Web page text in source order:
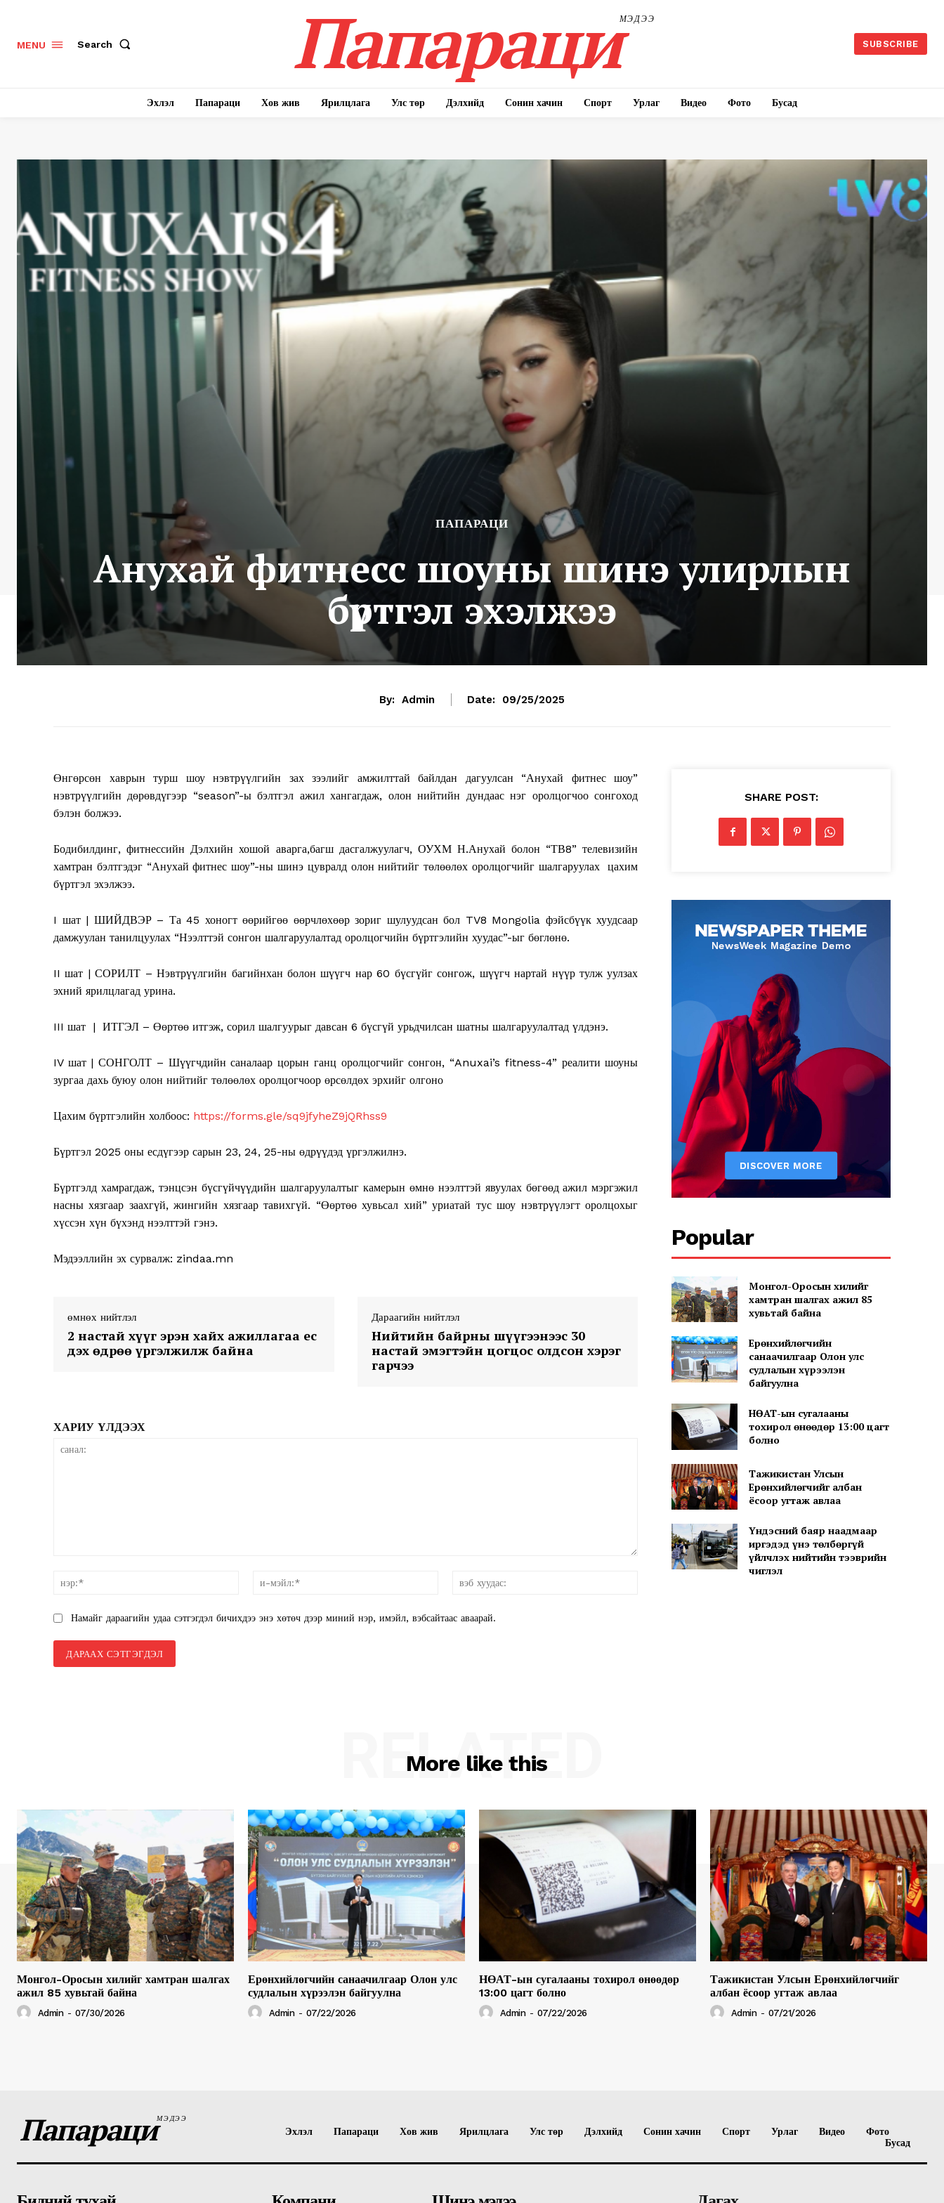
News Week
About
MENU Search ПапарациМЭДЭЭ
SUBSCRIBE
Эхлэл Папараци Хов жив Ярилцлага Улс төр Дэлхийд Сонин хачин Спорт Урлаг Видео Фото Бусад
ПАПАРАЦИ
Анухай фитнесс шоуны шинэ улирлын
бүртгэл эхэлжээ
By: Admin Date: 09/25/2025
Өнгөрсөн хаврын турш шоу нэвтрүүлгийн зах зээлийг амжилттай байлдан дагуулсан “Анухай фитнес шоу”
нэвтрүүлгийн дөрөвдүгээр “season”-ы бэлтгэл ажил хангагдаж, олон нийтийн дундаас нэг оролцогчоо сонгоход
бэлэн болжээ.
Бодибилдинг, фитнессийн Дэлхийн хошой аварга,багш дасгалжуулагч, ОУХМ Н.Анухай болон “ТВ8” телевизийн
хамтран бэлтгэдэг “Анухай фитнес шоу”-ны шинэ цувралд олон нийтийг төлөөлөх оролцогчийг шалгаруулах цахим
бүртгэл эхэлжээ.
I шат | ШИЙДВЭР – Та 45 хоногт өөрийгөө өөрчлөхөөр зориг шулуудсан бол TV8 Mongolia фэйсбүүк хуудсаар
дамжуулан танилцуулах “Нээлттэй сонгон шалгаруулалтад оролцогчийн бүртгэлийн хуудас”-ыг бөглөнө.
II шат | СОРИЛТ – Нэвтрүүлгийн багийнхан болон шүүгч нар 60 бүсгүйг сонгож, шүүгч нартай нүүр тулж уулзах
эхний ярилцлагад урина.
III шат | ИТГЭЛ – Өөртөө итгэж, сорил шалгуурыг давсан 6 бүсгүй урьдчилсан шатны шалгаруулалтад үлдэнэ.
IV шат | СОНГОЛТ – Шүүгчдийн саналаар цорын ганц оролцогчийг сонгон, “Anuxai’s fitness-4” реалити шоуны
зургаа дахь буюу олон нийтийг төлөөлөх оролцогчоор өрсөлдөх эрхийг олгоно
Цахим бүртгэлийн холбоос: https://forms.gle/sq9jfyheZ9jQRhss9
Бүртгэл 2025 оны есдүгээр сарын 23, 24, 25-ны өдрүүдэд үргэлжилнэ.
Бүртгэлд хамрагдаж, тэнцсэн бүсгүйчүүдийн шалгаруулалтыг камерын өмнө нээлттэй явуулах бөгөөд ажил мэргэжил
насны хязгаар заахгүй, жингийн хязгаар тавихгүй. “Өөртөө хувьсал хий” уриатай тус шоу нэвтрүүлэгт оролцохыг
хүссэн хүн бүхэнд нээлттэй гэнэ.
Мэдээллийн эх сурвалж: zindaa.mn
өмнөх нийтлэл
2 настай хүүг эрэн хайх ажиллагаа ес
дэх өдрөө үргэлжилж байна
Дараагийн нийтлэл
Нийтийн байрны шүүгээнээс 30
настай эмэгтэйн цогцос олдсон хэрэг
гарчээ
ХАРИУ ҮЛДЭЭХ
Намайг дараагийн удаа сэтгэгдэл бичихдээ энэ хөтөч дээр миний нэр, имэйл, вэбсайтаас аваарай.
SHARE POST:
Popular
Монгол-Оросын хилийг
хамтран шалгах ажил 85
хувьтай байна
Ерөнхийлөгчийн
санаачилгаар Олон улс
судлалын хүрээлэн
байгуулна
НӨАТ-ын сугалааны
тохирол өнөөдөр 13:00 цагт
болно
Тажикистан Улсын
Ерөнхийлөгчийг албан
ёсоор угтаж авлаа
Үндэсний баяр наадмаар
иргэдэд үнэ төлбөргүй
үйлчлэх нийтийн тээврийн
чиглэл
More like this
RELATED
Монгол-Оросын хилийг хамтран шалгах
ажил 85 хувьтай байна
Admin - 07/30/2026
Ерөнхийлөгчийн санаачилгаар Олон улс
судлалын хүрээлэн байгуулна
Admin - 07/22/2026
НӨАТ-ын сугалааны тохирол өнөөдөр
13:00 цагт болно
Admin - 07/22/2026
Тажикистан Улсын Ерөнхийлөгчийг
албан ёсоор угтаж авлаа
Admin - 07/21/2026
ПапарациМЭДЭЭ
Эхлэл Папараци Хов жив Ярилцлага Улс төр Дэлхийд Сонин хачин Спорт Урлаг Видео
Фото
Бусад